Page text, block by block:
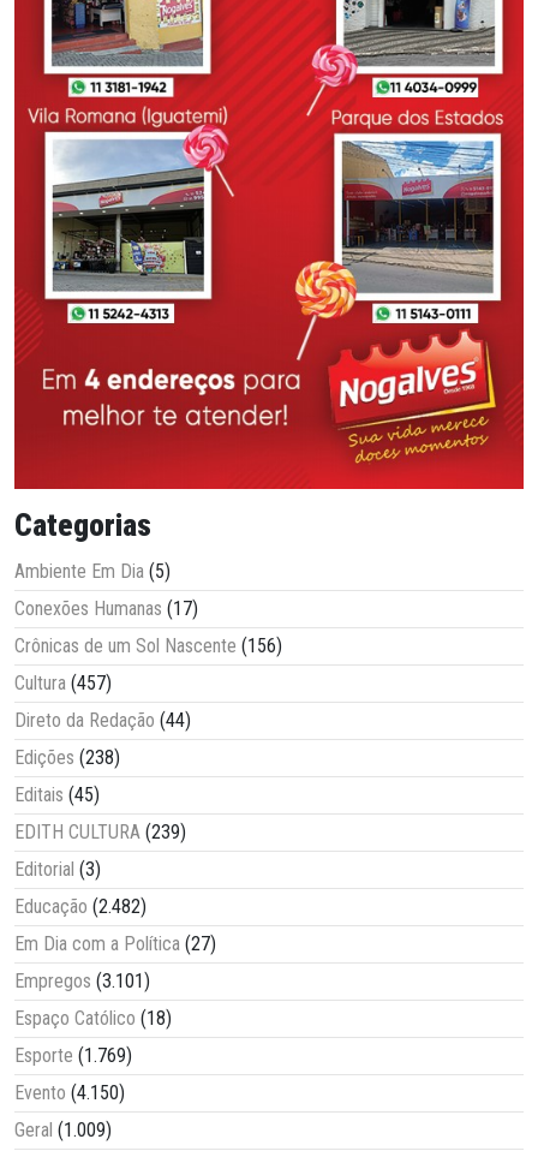
Categorias
Ambiente Em Dia (5)
Conexões Humanas (17)
Crônicas de um Sol Nascente (156)
Cultura (457)
Direto da Redação (44)
Edições (238)
Editais (45)
EDITH CULTURA (239)
Editorial (3)
Educação (2.482)
Em Dia com a Política (27)
Empregos (3.101)
Espaço Católico (18)
Esporte (1.769)
Evento (4.150)
Geral (1.009)